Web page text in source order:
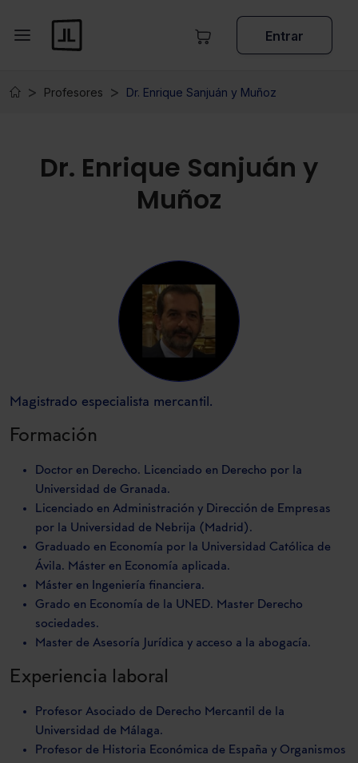
Entrar
Profesores Dr. Enrique Sanjuán y Muñoz
Dr. Enrique Sanjuán y
Muñoz
Magistrado especialista mercantil.
Formación
Doctor en Derecho. Licenciado en Derecho por la
Universidad de Granada.
Licenciado en Administración y Dirección de Empresas
por la Universidad de Nebrija (Madrid).
Graduado en Economía por la Universidad Católica de
Ávila. Máster en Economía aplicada.
Máster en Ingeniería financiera.
Grado en Economía de la UNED. Master Derecho
sociedades.
Master de Asesoría Jurídica y acceso a la abogacía.
Experiencia laboral
Profesor Asociado de Derecho Mercantil de la
Universidad de Málaga.
Profesor de Historia Económica de España y Organismos